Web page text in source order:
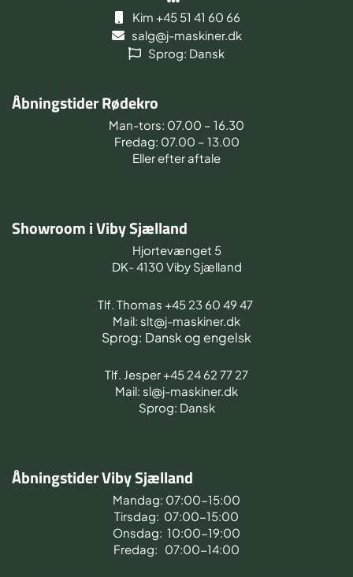
Kim +45 51 41 60 66
salg@j-maskiner.dk
Sprog: Dansk
Åbningstider Rødekro
Man-tors: 07.00 – 16.30
Fredag: 07.00 – 13.00
Eller efter aftale
Showroom i Viby Sjælland
Hjortevænget 5
DK- 4130 Viby Sjælland
Tlf. Thomas +45 23 60 49 47
Mail: slt@j-maskiner.dk
Sprog: Dansk og engelsk
Tlf. Jesper +45 24 62 77 27
Mail: sl@j-maskiner.dk
Sprog: Dansk
Åbningstider Viby Sjælland
Mandag: 07:00-15:00
Tirsdag: 07:00-15:00
Onsdag: 10:00-19:00
Fredag: 07:00-14:00